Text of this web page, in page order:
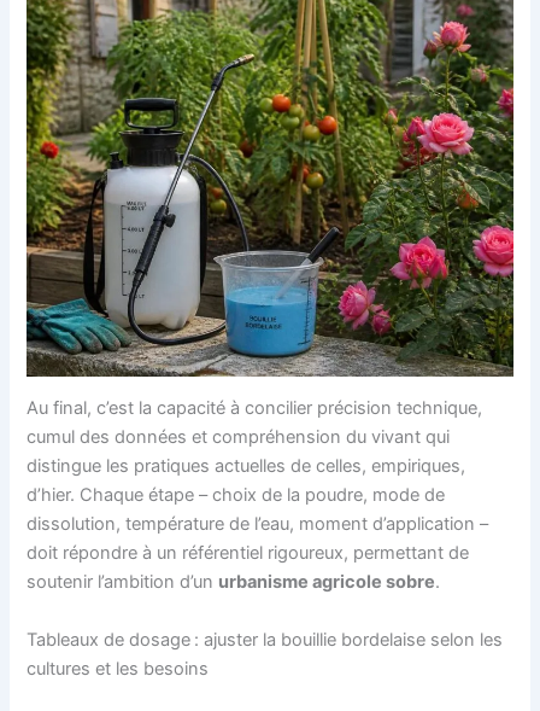
Au final, c’est la capacité à concilier précision technique,
cumul des données et compréhension du vivant qui
distingue les pratiques actuelles de celles, empiriques,
d’hier. Chaque étape – choix de la poudre, mode de
dissolution, température de l’eau, moment d’application –
doit répondre à un référentiel rigoureux, permettant de
soutenir l’ambition d’un urbanisme agricole sobre.
Tableaux de dosage : ajuster la bouillie bordelaise selon les
cultures et les besoins